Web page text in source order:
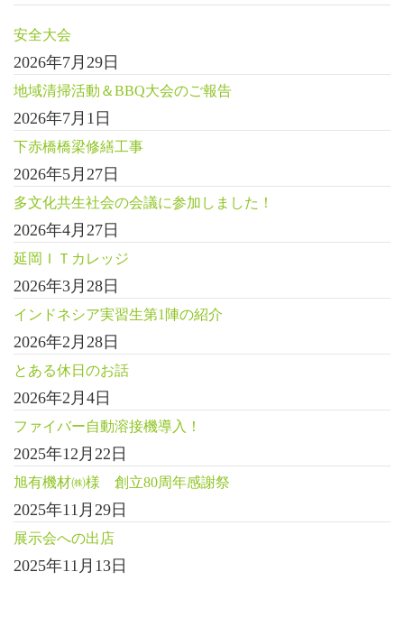
安全大会
2026年7月29日
地域清掃活動＆BBQ大会のご報告
2026年7月1日
下赤橋橋梁修繕工事
2026年5月27日
多文化共生社会の会議に参加しました！
2026年4月27日
延岡ＩＴカレッジ
2026年3月28日
インドネシア実習生第1陣の紹介
2026年2月28日
とある休日のお話
2026年2月4日
ファイバー自動溶接機導入！
2025年12月22日
旭有機材㈱様 創立80周年感謝祭
2025年11月29日
展示会への出店
2025年11月13日